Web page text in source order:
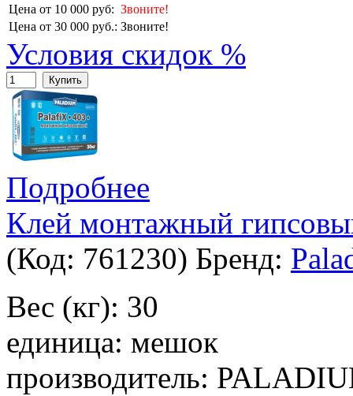
Цена от 10 000 руб: Звоните!
Цена от 30 000 руб.: Звоните!
Условия скидок %
Купить
Подробнее
Клей монтажный
(Код: 761230) Бренд:
Вес (кг): 30
единица: мешок
производитель: